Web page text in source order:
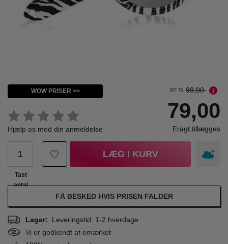
WOW PRISER >>
Hjælp os med din anmeldelse
SET TIL 99,00
79,00
Fragt tillægges
Tast
antal
LÆG I KURV
FÅ BESKED HVIS PRISEN FALDER
Lager: Leveringstid: 1-2 hverdage
Vi er godkendt af emærket